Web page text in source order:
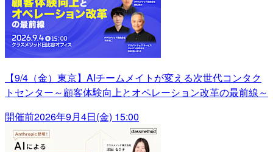
【9/4（金）東京】AIチームメイトが変える次世代コンタク
トセンター～顧客体験向上とオペレーション改革の最前線～
開催前2026年9月4日(金) 15:00